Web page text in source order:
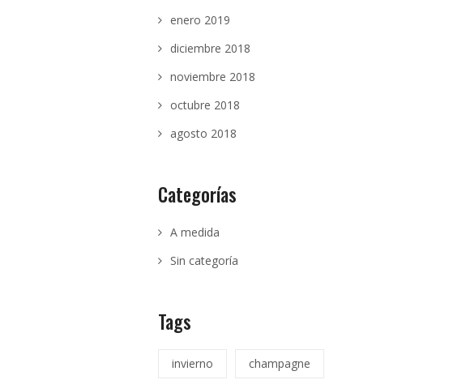
enero 2019
diciembre 2018
noviembre 2018
octubre 2018
agosto 2018
Categorías
A medida
Sin categoría
Tags
invierno champagne